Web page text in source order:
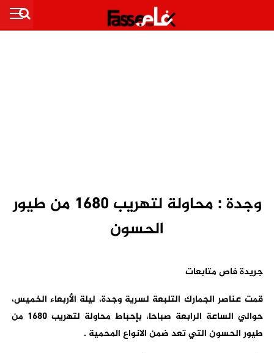
وجدة : محاولة لتهريب 1680 من طيور
الحسون
جريدة فاص متابعات
قمت عناصر الجمارك التلبعة لسرية وجدة، ليلة الأربعاء الخميس،
حوالي الساعة الرابعة صباحا، بإحباط محاولة لتهريب 1680 من
طيور الحسون التي تعد ضمن الانواع المحمية .